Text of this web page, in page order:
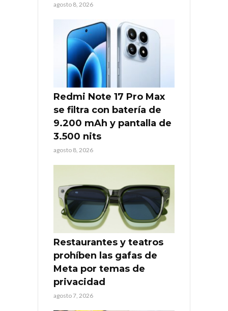
agosto 8, 2026
Redmi Note 17 Pro Max
se filtra con batería de
9.200 mAh y pantalla de
3.500 nits
agosto 8, 2026
Restaurantes y teatros
prohíben las gafas de
Meta por temas de
privacidad
agosto 7, 2026